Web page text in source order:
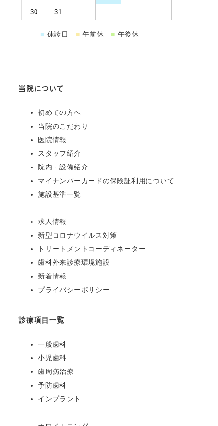
30 31
■ 休診日 ■ 午前休 ■ 午後休
当院について
初めての方へ
当院のこだわり
医院情報
スタッフ紹介
院内・設備紹介
マイナンバーカードの保険証利用について
施設基準一覧
求人情報
新型コロナウイルス対策
トリートメントコーディネーター
歯科外来診療環境施設
新着情報
プライバシーポリシー
診療項目一覧
一般歯科
小児歯科
歯周病治療
予防歯科
インプラント